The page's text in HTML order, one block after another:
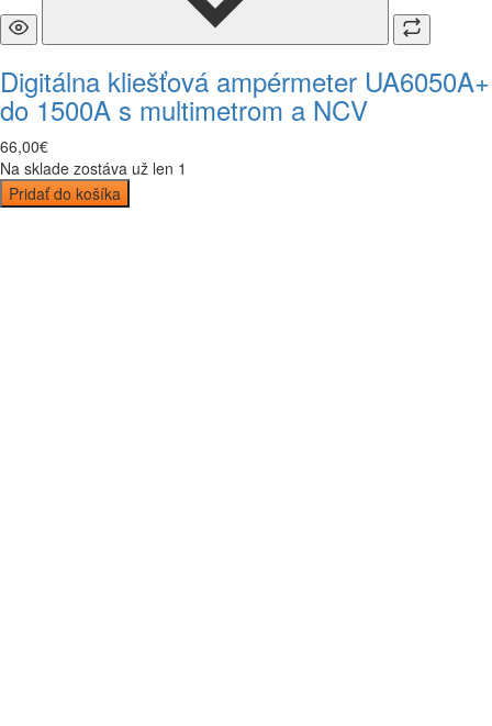
Digitálna kliešťová ampérmeter UA6050A+
do 1500A s multimetrom a NCV
66,00€
Na sklade zostáva už len 1
Pridať do košíka